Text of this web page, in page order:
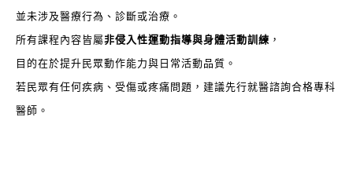
並未涉及醫療行為、診斷或治療。
所有課程內容皆屬非侵入性運動指導與身體活動訓練 ，
目的在於提升民眾動作能力與日常活動品質。
若民眾有任何疾病、受傷或疼痛問題，建議先行就醫諮詢合格專科
醫師。